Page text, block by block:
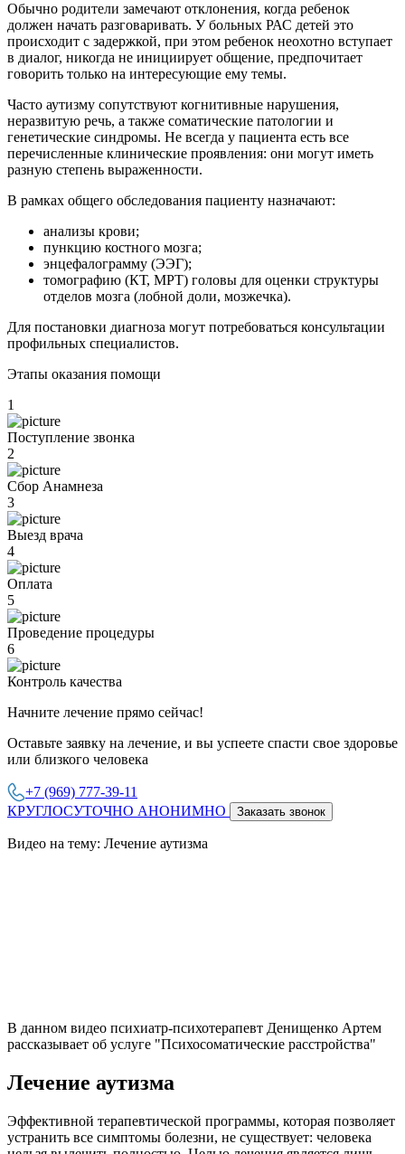
Обычно родители замечают отклонения, когда ребенок
должен начать разговаривать. У больных РАС детей это
происходит с задержкой, при этом ребенок неохотно вступает
в диалог, никогда не инициирует общение, предпочитает
говорить только на интересующие ему темы.
Часто аутизму сопутствуют когнитивные нарушения,
неразвитую речь, а также соматические патологии и
генетические синдромы. Не всегда у пациента есть все
перечисленные клинические проявления: они могут иметь
разную степень выраженности.
В рамках общего обследования пациенту назначают:
анализы крови;
пункцию костного мозга;
энцефалограмму (ЭЭГ);
томографию (КТ, МРТ) головы для оценки структуры
отделов мозга (лобной доли, мозжечка).
Для постановки диагноза могут потребоваться консультации
профильных специалистов.
Этапы оказания помощи
1
Поступление звонка
2
Сбор Анамнеза
3
Выезд врача
4
Оплата
5
Проведение процедуры
6
Контроль качества
Начните лечение прямо сейчас!
Оставьте заявку на лечение, и вы успеете спасти свое здоровье
или близкого человека
+7 (969) 777-39-11
КРУГЛОСУТОЧНО АНОНИМНО
Заказать звонок
Видео на тему: Лечение аутизма
В данном видео психиатр-психотерапевт Денищенко Артем
рассказывает об услуге "Психосоматические расстройства"
Лечение аутизма
Эффективной терапевтической программы, которая позволяет
устранить все симптомы болезни, не существует: человека